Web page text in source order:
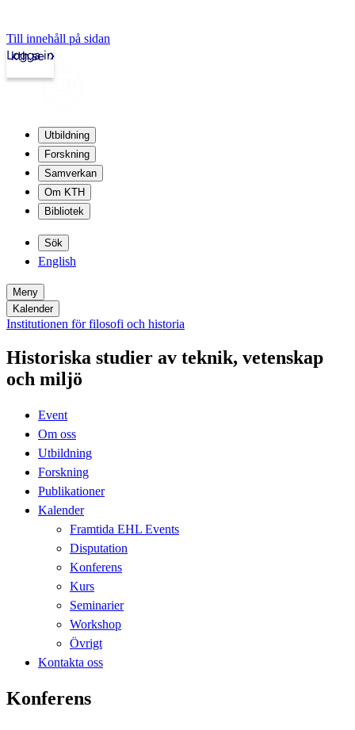
Till innehåll på sidan
kth.se
Logga in
Utbildning
Forskning
Samverkan
Om KTH
Bibliotek
Sök
English
Meny
Kalender
Institutionen för filosofi och historia
Historiska studier av teknik, vetenskap
och miljö
Event
Om oss
Utbildning
Forskning
Publikationer
Kalender
Framtida EHL Events
Disputation
Konferens
Kurs
Seminarier
Workshop
Övrigt
Kontakta oss
Konferens